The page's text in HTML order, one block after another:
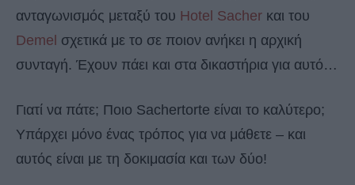
ανταγωνισμός μεταξύ του Hotel Sacher και του
Demel σχετικά με το σε ποιον ανήκει η αρχική
συνταγή. Έχουν πάει και στα δικαστήρια για αυτό…
Γιατί να πάτε; Ποιο Sachertorte είναι το καλύτερο;
Υπάρχει μόνο ένας τρόπος για να μάθετε – και
αυτός είναι με τη δοκιμασία και των δύο!